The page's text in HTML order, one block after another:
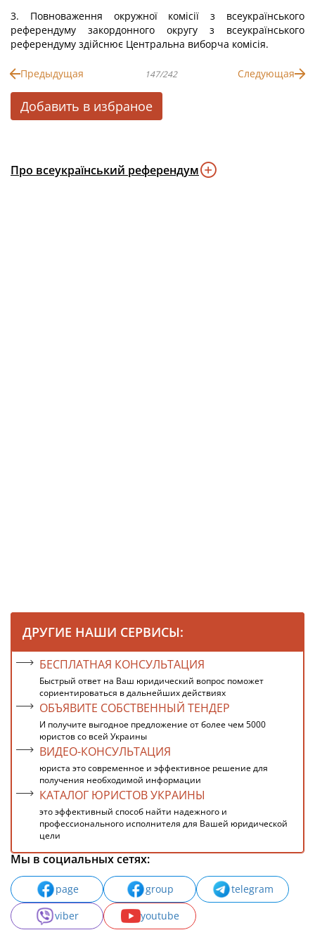
3. Повноваження окружної комісії з всеукраїнського
референдуму закордонного округу з всеукраїнського
референдуму здійснює Центральна виборча комісія.
Предыдущая 147/242 Следующая
Добавить в избраное
Про всеукраїнський референдум
ДРУГИЕ НАШИ СЕРВИСЫ:
БЕСПЛАТНАЯ КОНСУЛЬТАЦИЯ
Быстрый ответ на Ваш юридический вопрос поможет
сориентироваться в дальнейших действиях
ОБЪЯВИТЕ СОБСТВЕННЫЙ ТЕНДЕР
И получите выгодное предложение от более чем 5000
юристов со всей Украины
ВИДЕО-КОНСУЛЬТАЦИЯ
юриста это современное и эффективное решение для
получения необходимой информации
КАТАЛОГ ЮРИСТОВ УКРАИНЫ
это эффективный способ найти надежного и
профессионального исполнителя для Вашей юридической
цели
Мы в социальных сетях:
page group
telegram
viber
youtube